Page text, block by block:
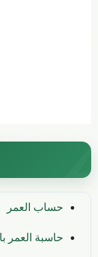
حساب العمر
حاسبة العمر